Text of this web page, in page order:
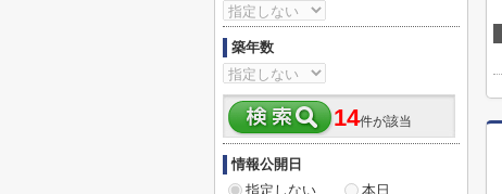
築年数
14件が該当
情報公開日
指定しない
本日